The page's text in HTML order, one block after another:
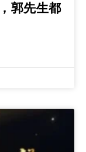
郭先生都